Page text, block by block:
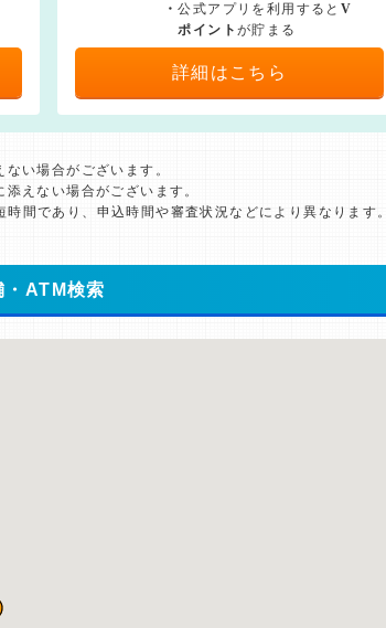
・公式アプリを利用すると V
ポイントが貯まる
詳細はこちら
い場合がございます。
えない場合がございます。
間であり、申込時間や審査状況などにより異なります。
・ATM検索